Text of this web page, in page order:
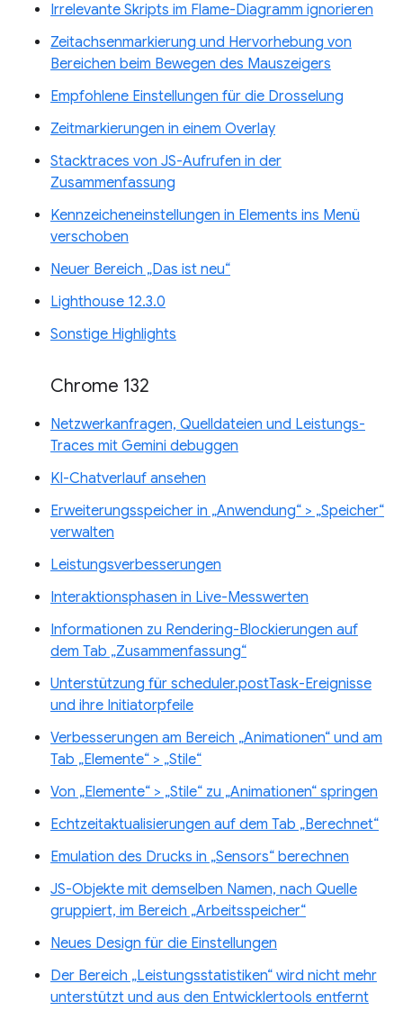
Irrelevante Skripts im Flame-Diagramm ignorieren
Zeitachsenmarkierung und Hervorhebung von
Bereichen beim Bewegen des Mauszeigers
Empfohlene Einstellungen für die Drosselung
Zeitmarkierungen in einem Overlay
Stacktraces von JS-Aufrufen in der
Zusammenfassung
Kennzeicheneinstellungen in Elements ins Menü
verschoben
Neuer Bereich „Das ist neu“
Lighthouse 12.3.0
Sonstige Highlights
Chrome 132
Netzwerkanfragen, Quelldateien und Leistungs-
Traces mit Gemini debuggen
KI-Chatverlauf ansehen
Erweiterungsspeicher in „Anwendung“ > „Speicher“
verwalten
Leistungsverbesserungen
Interaktionsphasen in Live-Messwerten
Informationen zu Rendering-Blockierungen auf
dem Tab „Zusammenfassung“
Unterstützung für scheduler.postTask-Ereignisse
und ihre Initiatorpfeile
Verbesserungen am Bereich „Animationen“ und am
Tab „Elemente“ > „Stile“
Von „Elemente“ > „Stile“ zu „Animationen“ springen
Echtzeitaktualisierungen auf dem Tab „Berechnet“
Emulation des Drucks in „Sensors“ berechnen
JS-Objekte mit demselben Namen, nach Quelle
gruppiert, im Bereich „Arbeitsspeicher“
Neues Design für die Einstellungen
Der Bereich „Leistungsstatistiken“ wird nicht mehr
unterstützt und aus den Entwicklertools entfernt